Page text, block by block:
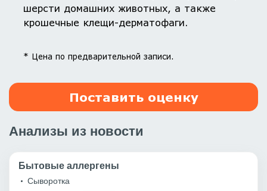
шерсти домашних животных, а также
крошечные клещи-дерматофаги.
* Цена по предварительной записи.
Поставить оценку
Анализы из новости
Бытовые аллергены
Сыворотка